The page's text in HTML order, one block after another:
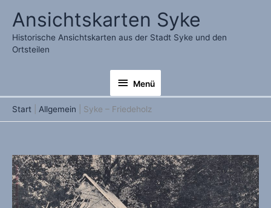
Inhalt
springen
Ansichtskarten Syke
Historische Ansichtskarten aus der Stadt Syke und den
Ortsteilen
Menü
Menü
Start Allgemein Syke – Friedeholz